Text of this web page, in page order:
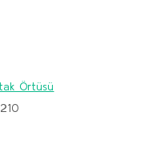
Örtüsü